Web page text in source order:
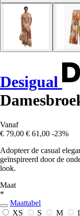
Desigual
Vanaf
€ 79,00 € 61,00 -23%
Adopteer de casual
geïnspireerd door de
look.
Maat
*
Maattabel
XS
S M